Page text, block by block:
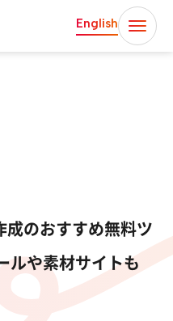
English
成のおすすめ無料ツ
ルや素材サイトも